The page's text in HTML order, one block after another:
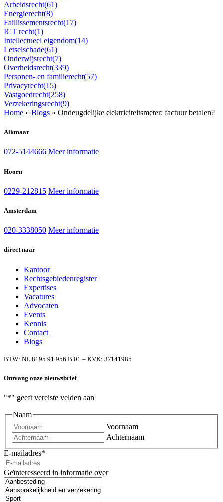
Arbeidsrecht(61)
Energierecht(8)
Faillissementsrecht(17)
ICT recht(1)
Intellectueel eigendom(14)
Letselschade(61)
Onderwijsrecht(7)
Overheidsrecht(339)
Personen- en familierecht(57)
Privacyrecht(15)
Vastgoedrecht(258)
Verzekeringsrecht(9)
Home » Blogs » Ondeugdelijke elektriciteitsmeter: factuur betalen?
Alkmaar
072-5144666 Meer informatie
Hoorn
0229-212815 Meer informatie
Amsterdam
020-3338050 Meer informatie
direct naar
Kantoor
Rechtsgebiedenregister
Expertises
Vacatures
Advocaten
Events
Kennis
Contact
Blogs
BTW: NL 8195.91.956.B.01 – KVK: 37141985
Ontvang onze nieuwsbrief
"*" geeft vereiste velden aan
Naam
Voornaam
Achternaam
E-mailadres*
Geïnteresseerd in informatie over